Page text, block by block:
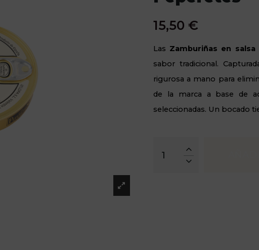
15,50 €
Las Zamburiñas en salsa
sabor tradicional.
rigurosa a mano para
de la marca a base de
seleccionadas. Un bocado